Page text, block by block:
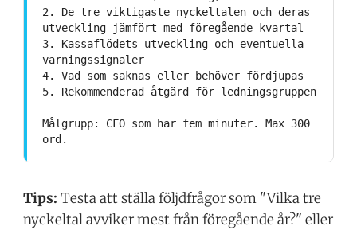
2. De tre viktigaste nyckeltalen och deras
utveckling jämfört med föregående kvartal
3. Kassaflödets utveckling och eventuella
varningssignaler
4. Vad som saknas eller behöver fördjupas
5. Rekommenderad åtgärd för ledningsgruppen
Målgrupp: CFO som har fem minuter. Max 300
ord.
Tips: Testa att ställa följdfrågor som "Vilka tre
nyckeltal avviker mest från föregående år?" eller